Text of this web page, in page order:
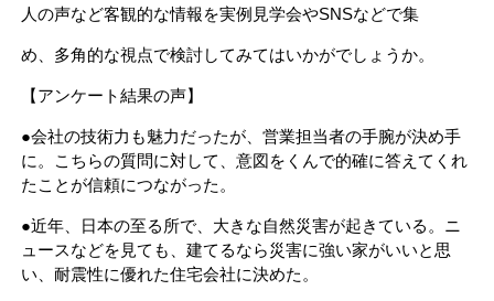
人の声など客観的な情報を実例見学会やSNSなどで集
め、多角的な視点で検討してみてはいかがでしょうか。
【アンケート結果の声】
●会社の技術力も魅力だったが、営業担当者の手腕が決め手
に。こちらの質問に対して、意図をくんで的確に答えてくれ
たことが信頼につながった。
●近年、日本の至る所で、大きな自然災害が起きている。ニ
ュースなどを見ても、建てるなら災害に強い家がいいと思
い、耐震性に優れた住宅会社に決めた。